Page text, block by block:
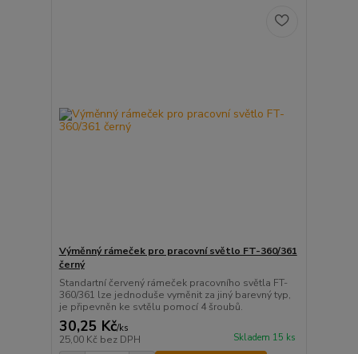
Výměnný rámeček pro pracovní světlo FT-360/361
černý
Standartní červený rámeček pracovního světla FT-
360/361 lze jednoduše vyměnit za jiný barevný typ,
je připevněn ke svtělu pomocí 4 šroubů.
30,25 Kč/ks
25,00 Kč bez DPH Skladem 15 ks